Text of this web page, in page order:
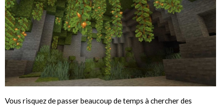
Vous risquez de passer beaucoup de temps à chercher des